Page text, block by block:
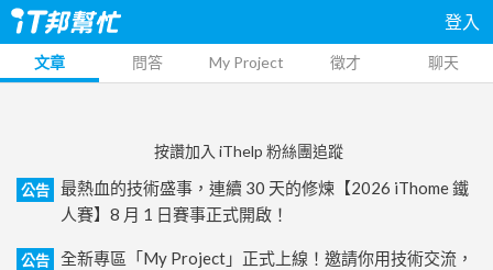
登入
文章 問答 My Project 徵才 聊天
按讚加入 iThelp 粉絲團追蹤
公告
最熱血的技術盛事，連續 30 天的修煉【2026 iThome 鐵
人賽】8 月 1 日賽事正式開啟！
公告
全新專區「My Project」正式上線！邀請你用技術交流，